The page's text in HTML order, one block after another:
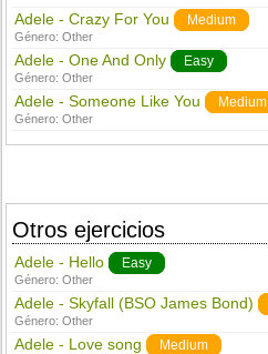
Adele - Crazy For You Medium
Género:Other
Adele - One And Only Easy
Género:Other
Adele - Someone Like You Medium
Género:Other
Otros ejercicios
Adele - Hello Easy
Género:Other
Adele - Skyfall (BSO James Bond)
Género:Other
Adele - Love song Medium